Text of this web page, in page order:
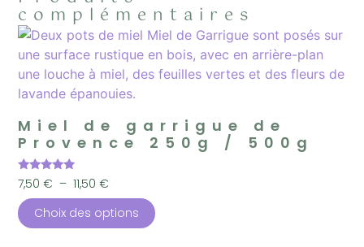
complémentaires
Miel de garrigue de
Provence 250g / 500g
Note
4.95
sur 5
7,50€ – 11,50€
Choix des options